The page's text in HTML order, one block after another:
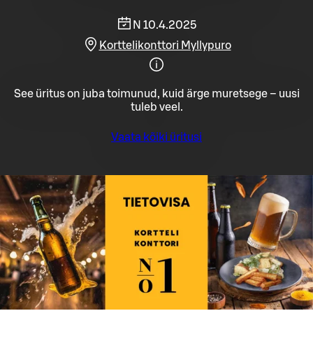
N 10.4.2025
Korttelikonttori Myllypuro
See üritus on juba toimunud, kuid ärge muretsege – uusi
tuleb veel.
Vaata kõiki üritusi